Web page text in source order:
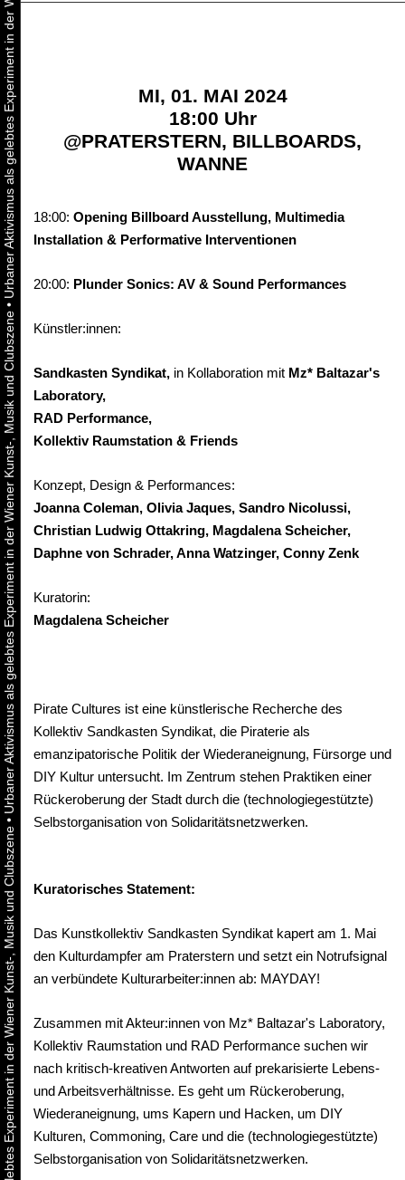
Urbaner Aktivismus als gelebtes Experiment in der Wiener Kunst-, Musik und Clubszene
•
Urbaner Aktivismus als gelebtes Experiment in der Wiener Kunst-, Musik und Clubszene
•
MI, 01. MAI 2024
18:00 Uhr
@PRATERSTERN, BILLBOARDS,
WANNE
18:00: Opening Billboard Ausstellung, Multimedia
Installation & Performative Interventionen
20:00: Plunder Sonics: AV & Sound Performances
Künstler:innen:
Sandkasten Syndikat, in Kollaboration mit Mz* Baltazar's
Laboratory,
RAD Performance,
Kollektiv Raumstation & Friends
Konzept, Design & Performances:
Joanna Coleman, Olivia Jaques, Sandro Nicolussi,
Christian Ludwig Ottakring, Magdalena Scheicher,
Daphne von Schrader, Anna Watzinger, Conny Zenk
Kuratorin:
Magdalena Scheicher
Pirate Cultures ist eine künstlerische Recherche des
Kollektiv Sandkasten Syndikat, die Piraterie als
emanzipatorische Politik der Wiederaneignung, Fürsorge und
DIY Kultur untersucht. Im Zentrum stehen Praktiken einer
Rückeroberung der Stadt durch die (technologiegestützte)
Selbstorganisation von Solidaritätsnetzwerken.
Kuratorisches Statement:
Das Kunstkollektiv Sandkasten Syndikat kapert am 1. Mai
den Kulturdampfer am Praterstern und setzt ein Notrufsignal
an verbündete Kulturarbeiter:innen ab: MAYDAY!
Zusammen mit Akteur:innen von Mz* Baltazar's Laboratory,
Kollektiv Raumstation und RAD Performance suchen wir
nach kritisch-kreativen Antworten auf prekarisierte Lebens-
und Arbeitsverhältnisse. Es geht um Rückeroberung,
Wiederaneignung, ums Kapern und Hacken, um DIY
Kulturen, Commoning, Care und die (technologiegestützte)
Selbstorganisation von Solidaritätsnetzwerken.